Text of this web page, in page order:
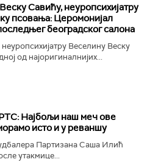
Савићу, неуропсихијатру
псовања: Церомонијал
београдског салона
Веселину Веску
од најоригиналнијих...
Најбољи наш меч ове
исто и у реваншу
Партизана Саша Илић
утакмице...